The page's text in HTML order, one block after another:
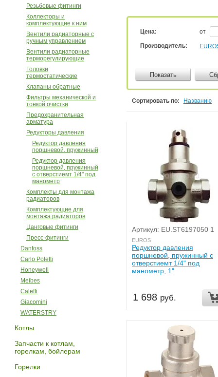
Резьбовые фитинги
Коллекторы и
комплектующие к ним
Вентили радиаторные с
ручным управлением
Вентили радиаторные
терморегулирующие
Головки
термостатические
Клапаны обратные
Фильтры механической и
тонкой очистки
Предохранительная
арматура
Редукторы давления
Редуктор давления
поршневой, пружинный
Редуктор давления
поршневой, пружинный
с отверстиемт 1/4" под
манометр
Комплекты для монтажа
радиаторов
Комплектующие для
монтажа радиаторов
Цанговые фитинги
Пресс-фитинги
Danfoss
Carlo Poletti
Honeywell
Meibes
Caleffi
Giacomini
WATERSTRY
Котлы
Запчасти к котлам,
горелкам, бойлерам
Горелки
Цена: от
Производитель:
Показать
Сортировать по: Названию
Артикул: EU.ST6197050 1
EUROS
Редуктор давления
поршневой, пружинный с
отверстиемт 1/4" под
манометр, 1"
1 698 руб.